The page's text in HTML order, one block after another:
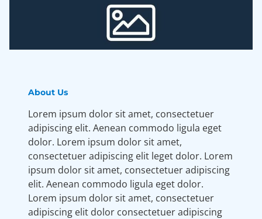
About Us
Lorem ipsum dolor sit amet, consectetuer
adipiscing elit. Aenean commodo ligula eget
dolor. Lorem ipsum dolor sit amet,
consectetuer adipiscing elit leget dolor. Lorem
ipsum dolor sit amet, consectetuer adipiscing
elit. Aenean commodo ligula eget dolor.
Lorem ipsum dolor sit amet, consectetuer
adipiscing elit dolor consectetuer adipiscing